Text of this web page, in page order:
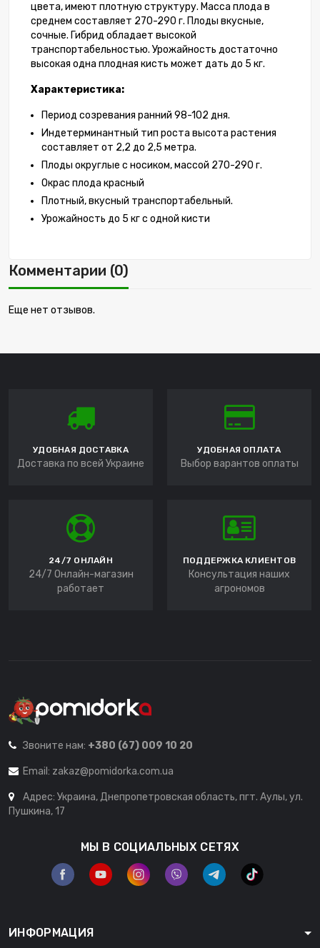
цвета, имеют плотную структуру. Масса плода в
среднем составляет 270-290 г. Плоды вкусные,
сочные. Гибрид обладает высокой
транспортабельностью. Урожайность достаточно
высокая одна плодная кисть может дать до 5 кг.
Характеристика:
Период созревания ранний 98-102 дня.
Индетерминантный тип роста высота растения
составляет от 2,2 до 2,5 метра.
Плоды округлые с носиком, массой 270-290 г.
Окрас плода красный
Плотный, вкусный транспортабельный.
Урожайность до 5 кг с одной кисти
Комментарии (0)
Еще нет отзывов.
УДОБНАЯ ДОСТАВКА
Доставка по всей Украине
УДОБНАЯ ОПЛАТА
Выбор варантов оплаты
24/7 ОНЛАЙН
24/7 Онлайн-магазин
работает
ПОДДЕРЖКА КЛИЕНТОВ
Консультация наших
агрономов
Звоните нам: +380 (67) 009 10 20
Email: zakaz@pomidorka.com.ua
Адрес: Украина, Днепропетровская область, пгт. Аулы, ул.
Пушкина, 17
МЫ В СОЦИАЛЬНЫХ СЕТЯХ
ИНФОРМАЦИЯ